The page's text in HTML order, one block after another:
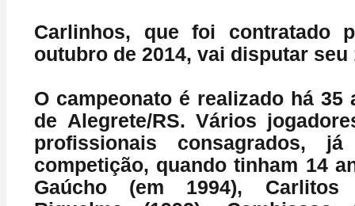
Carlinhos, que foi contratado
outubro de 2014, vai disputar seu
O campeonato é realizado há 35
de Alegrete/RS. Vários
profissionais consagrados,
competição, quando tinham 14
Gaúcho (em 1994), Carlitos